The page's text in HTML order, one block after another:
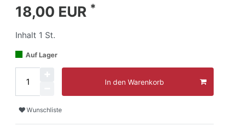
18,00 EUR *
Inhalt 1 St.
Auf Lager
In den Warenkorb
Wunschliste